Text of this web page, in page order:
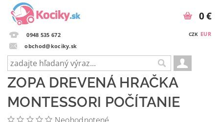
0948 535 672
obchod@kociky.sk
CZK EUR
0 €
ZOPA DREVENÁ HRAČKA
MONTESSORI POČÍTANIE